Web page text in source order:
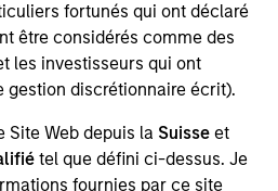
fortunés qui ont déclaré
être considérés comme des
les investisseurs qui ont
gestion discrétionnaire écrit).
Site Web depuis la Suisse et
tel que défini ci-dessus. Je
fournies par ce site
efficient and well-
is hugely
society. Therefore, it is a
in a position to transform
infrastructure assets while
returns for our